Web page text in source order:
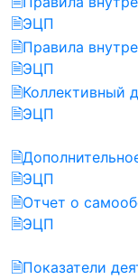
🗎ЭЦП
🗎Правила
🗎ЭЦП
🗎Коллективный
🗎ЭЦП
🗎ЭЦП
🗎Отчет о
🗎ЭЦП
🗎Показатели